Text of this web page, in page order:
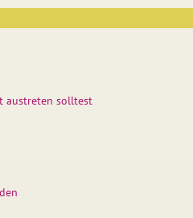
austreten solltest